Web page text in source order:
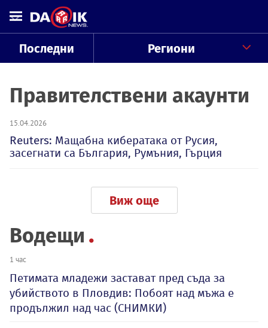
Последни Региони
Правителствени акаунти
15.04.2026
Reuters: Мащабна кибератака от Русия,
засегнати са България, Румъния, Гърция
Виж още
Водещи
1 час
Петимата младежи застават пред съда за
убийството в Пловдив: Побоят над мъжа е
продължил над час (СНИМКИ)